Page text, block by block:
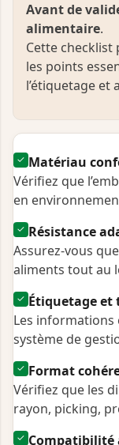
Avant de
alimentaire.
Cette
les points
l’étiquetage
✓ Matériau
Vérifiez que
en
✓ Résistance
Assurez-vous
aliments tout au
✓ Étiquetage
Les informations
système de
✓ Format
Vérifiez que les
rayon, picking,
✓ Compatibilité